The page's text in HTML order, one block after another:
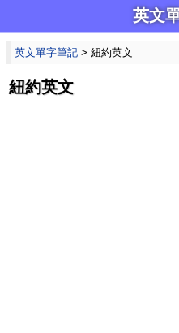
英文
英文單字筆記 > 紐約英文
紐約英文